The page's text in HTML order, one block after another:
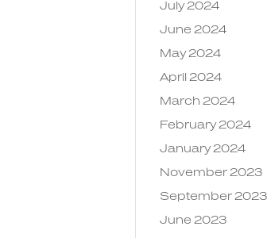
July 2024
June 2024
May 2024
April 2024
March 2024
February 2024
January 2024
November 2023
September 2023
June 2023